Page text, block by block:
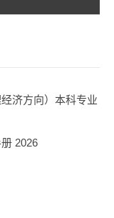
济方向）本科专业
2026